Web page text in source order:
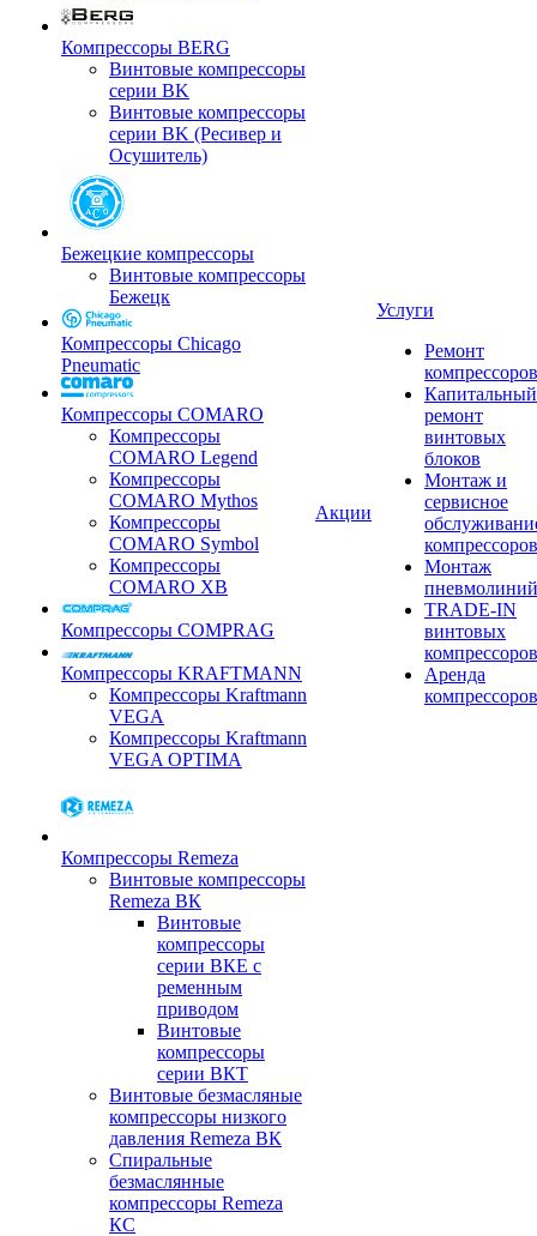
Компрессоры BERG
Винтовые компрессоры
серии BK
Винтовые компрессоры
серии BK (Ресивер и
Осушитель)
Бежецкие компрессоры
Винтовые компрессоры
Бежецк
Компрессоры Chicago
Pneumatic
Компрессоры COMARO
Компрессоры
COMARO Legend
Компрессоры
COMARO Mythos
Компрессоры
COMARO Symbol
Компрессоры
COMARO XB
Компрессоры COMPRAG
Компрессоры KRAFTMANN
Компрессоры Kraftmann
VEGA
Компрессоры Kraftmann
VEGA OPTIMA
Компрессоры Remeza
Винтовые компрессоры
Remeza ВК
Винтовые
компрессоры
серии ВКЕ с
ременным
приводом
Винтовые
компрессоры
серии ВКТ
Винтовые безмасляные
компрессоры низкого
давления Remeza ВК
Спиральные
безмаслянные
компрессоры Remeza
КС
Акции
Услуги
Ремонт
компрессоров
Капитальный
ремонт
винтовых
блоков
Монтаж и
сервисное
компрессоров
Монтаж
пневмолиний
TRADE-IN
винтовых
компрессоров
Аренда
компрессоров